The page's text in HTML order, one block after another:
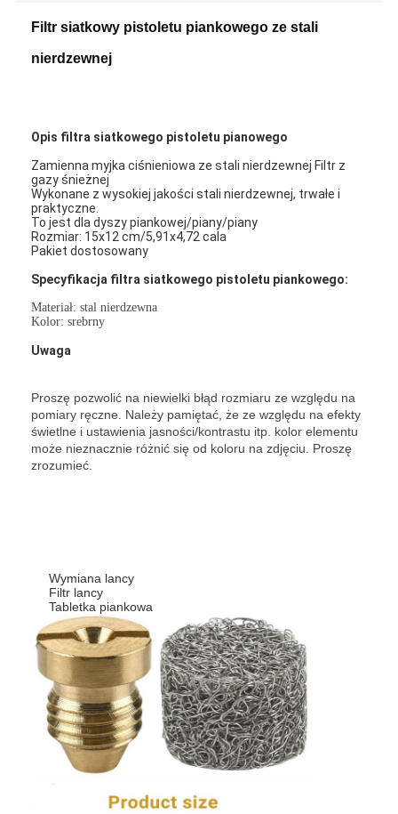
Filtr siatkowy pistoletu piankowego ze stali
nierdzewnej
Opis filtra siatkowego pistoletu pianowego
Zamienna myjka ciśnieniowa ze stali nierdzewnej Filtr z
gazy śnieżnej
Wykonane z wysokiej jakości stali nierdzewnej, trwałe i
praktyczne.
To jest dla dyszy piankowej/piany/piany
Rozmiar: 15x12 cm/5,91x4,72 cala
Pakiet dostosowany
Specyfikacja filtra siatkowego pistoletu piankowego:
Materiał: stal nierdzewna
Kolor: srebrny
Uwaga
Proszę pozwolić na niewielki błąd rozmiaru ze względu na
pomiary ręczne. Należy pamiętać, że ze względu na efekty
świetlne i ustawienia jasności/kontrastu itp. kolor elementu
może nieznacznie różnić się od koloru na zdjęciu. Proszę
zrozumieć.
Wymiana lancy
Filtr lancy
Tabletka piankowa